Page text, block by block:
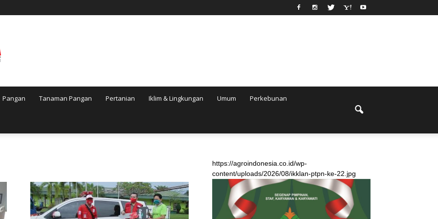
Pangan Tanaman Pangan Pertanian Iklim & Lingkungan Umum Perkebunan
https://agroindonesia.co.id/wp-
content/uploads/2026/08/ikklan-ptpn-ke-22.jpg